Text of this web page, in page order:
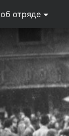
об отряде